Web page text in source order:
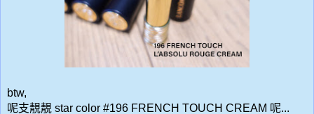
btw,
呢支靚靚 star color #196 FRENCH TOUCH CREAM 呢...